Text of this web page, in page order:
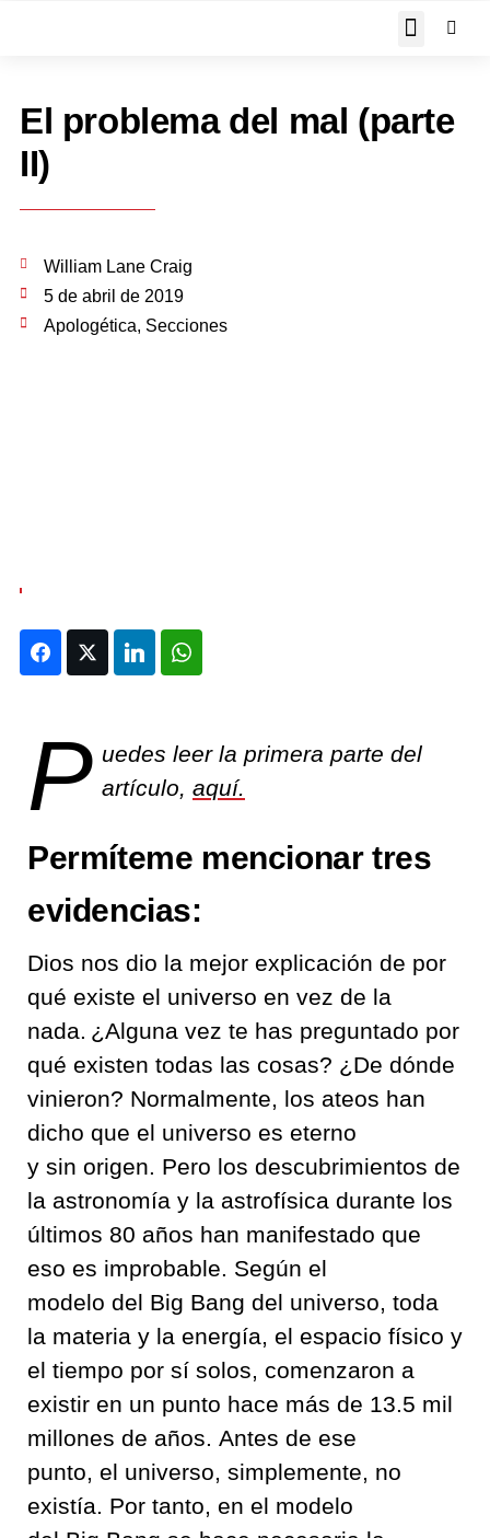
El problema del mal (parte
II)
William Lane Craig
5 de abril de 2019
Apologética, Secciones
FacebookTwitter LinkedIn
P uedes leer la primera parte del
artículo, aquí.
Permíteme mencionar tres
evidencias:
Dios nos dio la mejor explicación de por
qué existe el universo en vez de la
nada ¿Alguna vez te has preguntado por
qué existen todas las cosas? ¿De dónde
vinieron? Normalmente
los ateos han
dicho que el universo es eterno
y sin origen
Pero los descubrimientos de
la astronomía y la astrofísica durante los
últimos 80 años han manifestado que
eso es improbable
Según el
modelo del Big Bang del universo toda
la materia y la energía
el espacio físico y
el tiempo por sí solos comenzaron a
existir en un punto hace más de 13.5 mil
millones de años
Antes de ese
punto el universo, simplemente, no
existía
Por tanto en el modelo